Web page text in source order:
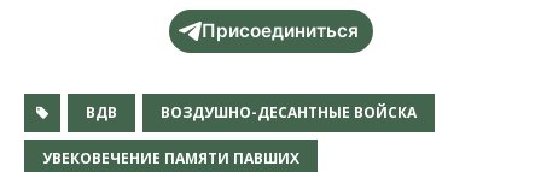
Присоединиться
ВДВ ВОЗДУШНО-ДЕСАНТНЫЕ ВОЙСКА
УВЕКОВЕЧЕНИЕ ПАМЯТИ ПАВШИХ